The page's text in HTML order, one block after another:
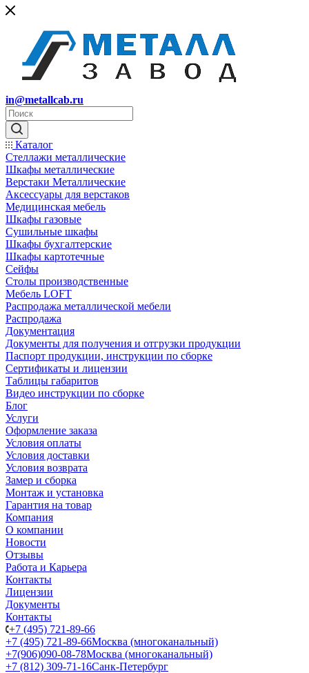
in@metallcab.ru
Каталог
Стеллажи металлические
Шкафы металлические
Верстаки Металлические
Аксессуары для верстаков
Медицинская мебель
Шкафы газовые
Сушильные шкафы
Шкафы бухгалтерские
Шкафы картотечные
Сейфы
Столы производственные
Мебель LOFT
Распродажа металлической мебели
Распродажа
Документация
Документы для получения и отгрузки продукции
Паспорт продукции, инструкции по сборке
Сертификаты и лицензии
Таблицы габаритов
Видео инструкции по сборке
Блог
Услуги
Оформление заказа
Условия оплаты
Условия доставки
Условия возврата
Замер и сборка
Монтаж и установка
Гарантия на товар
Компания
О компании
Новости
Отзывы
Работа и Карьера
Контакты
Лицензии
Документы
Контакты
+7 (495) 721-89-66
+7 (495) 721-89-66Москва (многоканальный)
+7(906)090-08-78Москва (многоканальный)
+7 (812) 309-71-16Санк-Петербург